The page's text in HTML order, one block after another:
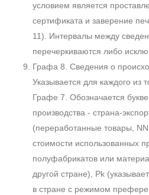
условием является
сертификата и заверение
11). Интервалы между
перечеркиваются либо
Графа 8. Сведения о
Указывается для каждого из
Графе 7. Обозначается
производства - страна-
(переработанные товары,
стоимости использованных
полуфабрикатов или
другой стране), Pk
в стране с режимом